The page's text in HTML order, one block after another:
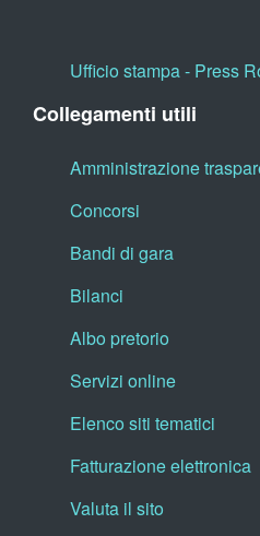
Ufficio stampa - Press
Collegamenti utili
Amministrazione
Concorsi
Bandi di gara
Bilanci
Albo pretorio
Servizi online
Elenco siti tematici
Fatturazione elettronica
Valuta il sito